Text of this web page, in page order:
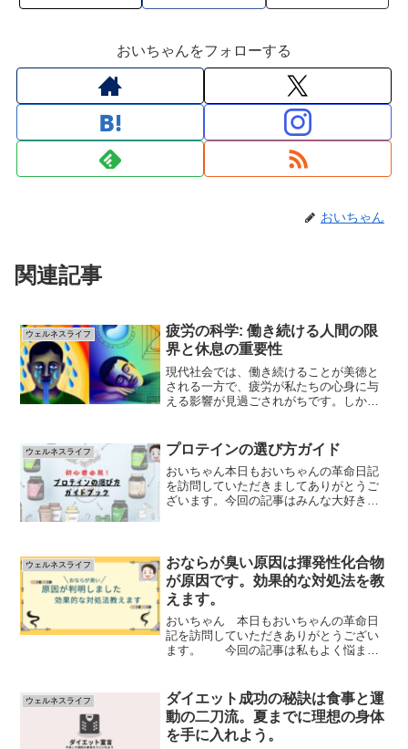
おいちゃんをフォローする
おいちゃん
関連記事
ウェルネスライフ
疲労の科学: 働き続ける人間の限
界と休息の重要性
現代社会では、働き続けることが美徳と
される一方で、疲労が私たちの心身に与
える影響が見過ごされがちです。しか
のかが明らかになってきました。本ブロ
グでは、「疲労の科学: 働...
ウェルネスライフ プロテインの選び方ガイド
おいちゃん本日もおいちゃんの革命日記
を訪問していただきましてありがとうご
ざいます。今回の記事はみんな大好き
康ライフを手に入れましょう...
ウェルネスライフ
おならが臭い原因は揮発性化合物
が原因です。効果的な対処法を教
えます。
おいちゃん 本日もおいちゃんの革命日
記を訪問していただきありがとうござい
ます。 今回の記事は私もよく悩まさ
い。 みなさん、おならが臭くて悩んだ
ことはありませんか？ 私は...
ウェルネスライフ
ダイエット成功の秘訣は食事と運
動の二刀流。夏までに理想の身体
を手に入れよう。